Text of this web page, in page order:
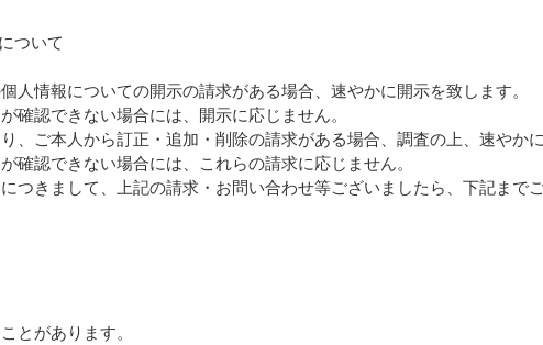
ついて
人情報についての開示の請求がある場合、速やかに開示を致します。
確認できない場合には、開示に応じません。
、ご本人から訂正・追加・削除の請求がある場合、調査の上、速やか
確認できない場合には、これらの請求に応じません。
つきまして、上記の請求・お問い合わせ等ございましたら、下記まで
とがあります。